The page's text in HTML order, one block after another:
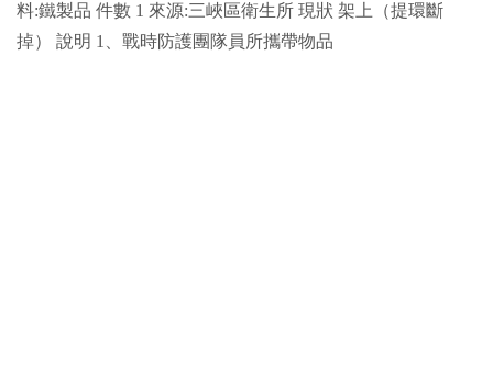
料:鐵製品 件數 1 來源:三峽區衛生所 現狀 架上（提環斷
掉） 說明 1、戰時防護團隊員所攜帶物品